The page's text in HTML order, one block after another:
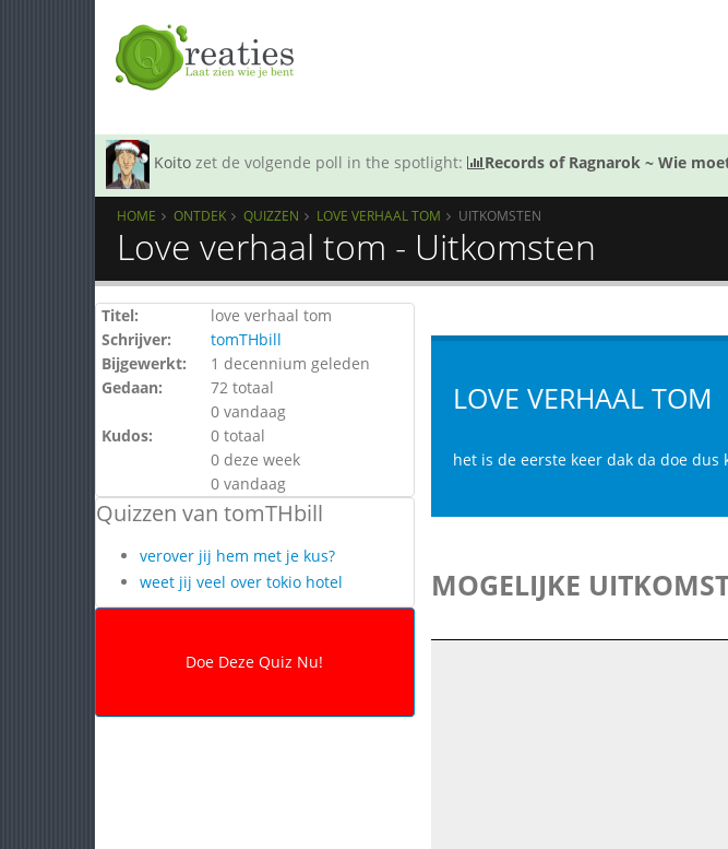
Koito zet de volgende poll in the spotlight: Records of Ragnarok ~ Wie
HOME ONTDEK QUIZZEN LOVE VERHAAL TOM UITKOMSTEN
Love verhaal tom - Uitkomsten
Titel:
love verhaal tom
Schrijver:
tomTHbill
Bijgewerkt:
1 decennium geleden
Gedaan:
72 totaal
0 vandaag
Kudos:
0 totaal
0 deze week
0 vandaag
Quizzen van tomTHbill
verover jij hem met je kus?
weet jij veel over tokio hotel
LOVE VERHAAL TOM
het is de eerste keer dak da doe
MOGELIJKE